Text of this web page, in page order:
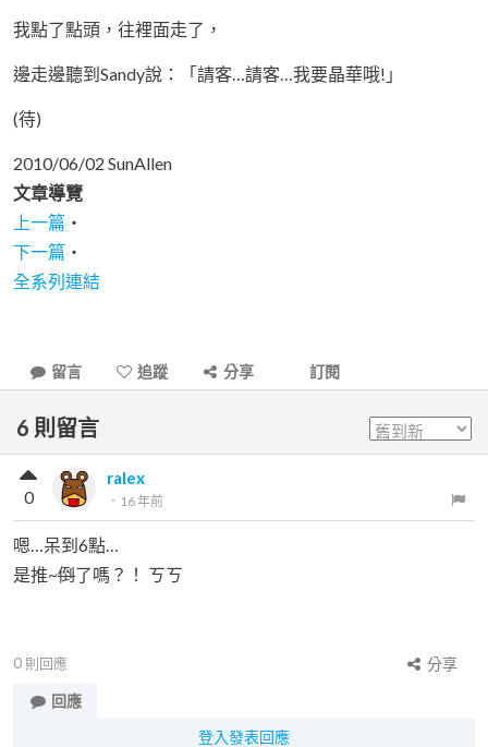
我點了點頭，往裡面走了，
邊走邊聽到Sandy說：「請客…請客…我要晶華哦!」
(待)
2010/06/02 SunAllen
文章導覽
上一篇 ‧
下一篇 ‧
全系列連結
留言 追蹤 分享 訂閱
6 則留言
ralex
． 16 年前
0
嗯…呆到6點…
是推~倒了嗎？！ ㄎㄎ
0 則回應
分享
回應
登入發表回應